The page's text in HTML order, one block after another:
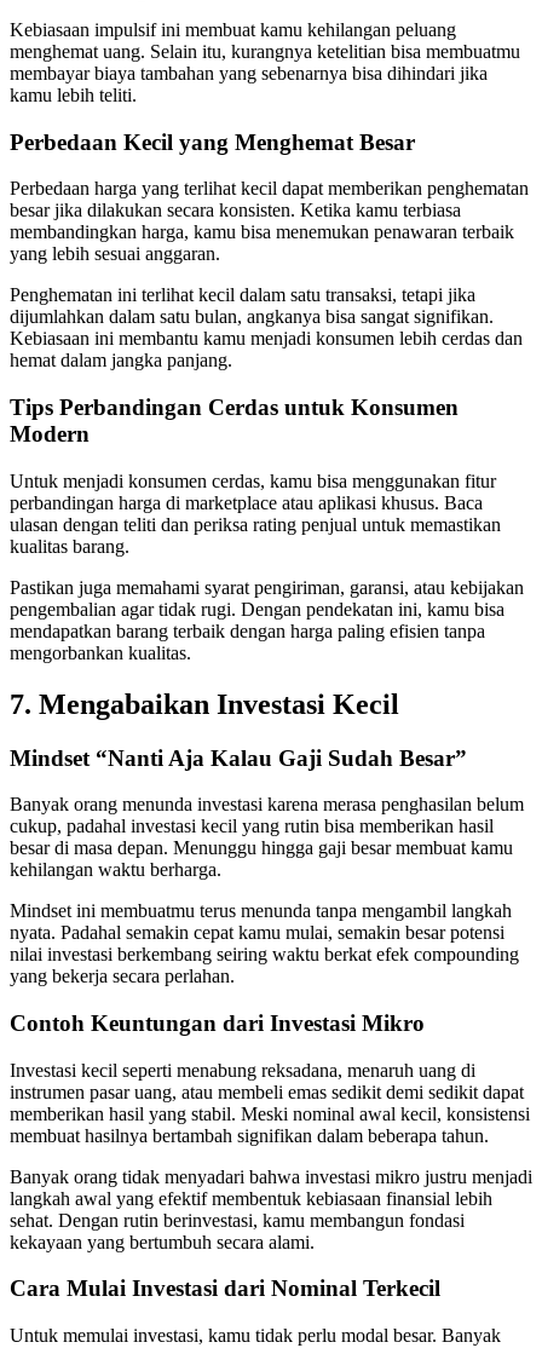
Kebiasaan impulsif ini membuat kamu kehilangan peluang
menghemat uang. Selain itu, kurangnya ketelitian bisa membuatmu
membayar biaya tambahan yang sebenarnya bisa dihindari jika
kamu lebih teliti.
Perbedaan Kecil yang Menghemat Besar
Perbedaan harga yang terlihat kecil dapat memberikan penghematan
besar jika dilakukan secara konsisten. Ketika kamu terbiasa
membandingkan harga, kamu bisa menemukan penawaran terbaik
yang lebih sesuai anggaran.
Penghematan ini terlihat kecil dalam satu transaksi, tetapi jika
dijumlahkan dalam satu bulan, angkanya bisa sangat signifikan.
Kebiasaan ini membantu kamu menjadi konsumen lebih cerdas dan
hemat dalam jangka panjang.
Tips Perbandingan Cerdas untuk Konsumen
Modern
Untuk menjadi konsumen cerdas, kamu bisa menggunakan fitur
perbandingan harga di marketplace atau aplikasi khusus. Baca
ulasan dengan teliti dan periksa rating penjual untuk memastikan
kualitas barang.
Pastikan juga memahami syarat pengiriman, garansi, atau kebijakan
pengembalian agar tidak rugi. Dengan pendekatan ini, kamu bisa
mendapatkan barang terbaik dengan harga paling efisien tanpa
mengorbankan kualitas.
7. Mengabaikan Investasi Kecil
Mindset “Nanti Aja Kalau Gaji Sudah Besar”
Banyak orang menunda investasi karena merasa penghasilan belum
cukup, padahal investasi kecil yang rutin bisa memberikan hasil
besar di masa depan. Menunggu hingga gaji besar membuat kamu
kehilangan waktu berharga.
Mindset ini membuatmu terus menunda tanpa mengambil langkah
nyata. Padahal semakin cepat kamu mulai, semakin besar potensi
nilai investasi berkembang seiring waktu berkat efek compounding
yang bekerja secara perlahan.
Contoh Keuntungan dari Investasi Mikro
Investasi kecil seperti menabung reksadana, menaruh uang di
instrumen pasar uang, atau membeli emas sedikit demi sedikit dapat
memberikan hasil yang stabil. Meski nominal awal kecil, konsistensi
membuat hasilnya bertambah signifikan dalam beberapa tahun.
Banyak orang tidak menyadari bahwa investasi mikro justru menjadi
langkah awal yang efektif membentuk kebiasaan finansial lebih
sehat. Dengan rutin berinvestasi, kamu membangun fondasi
kekayaan yang bertumbuh secara alami.
Cara Mulai Investasi dari Nominal Terkecil
Untuk memulai investasi, kamu tidak perlu modal besar. Banyak